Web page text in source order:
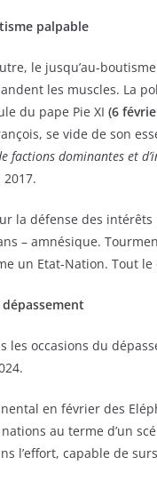
palpable
le jusqu’au-
les muscles. La
du pape Pie XI (6
se vide de son
factions dominantes et
la défense des
– amnésique.
un Etat-Nation. Tout
les occasions du
en février des
au terme d’un
l’effort, capable de